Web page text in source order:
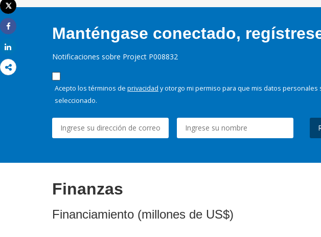
Imprimir
Tweet
Share
Manténgase conectado,
Notificaciones sobre Project P008832
Acepto los términos de privacidad y otorgo mi permiso para que mis datos
seleccionado.
Finanzas
Financiamiento (millones de US$)